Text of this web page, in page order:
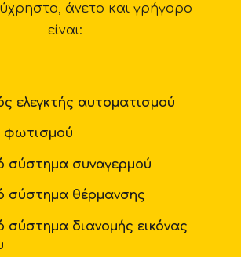
άνετο και γρήγορο
είναι:
ελεγκτής αυτοματισμού
φωτισμού
σύστημα συναγερμού
σύστημα θέρμανσης
σύστημα διανομής εικόνας